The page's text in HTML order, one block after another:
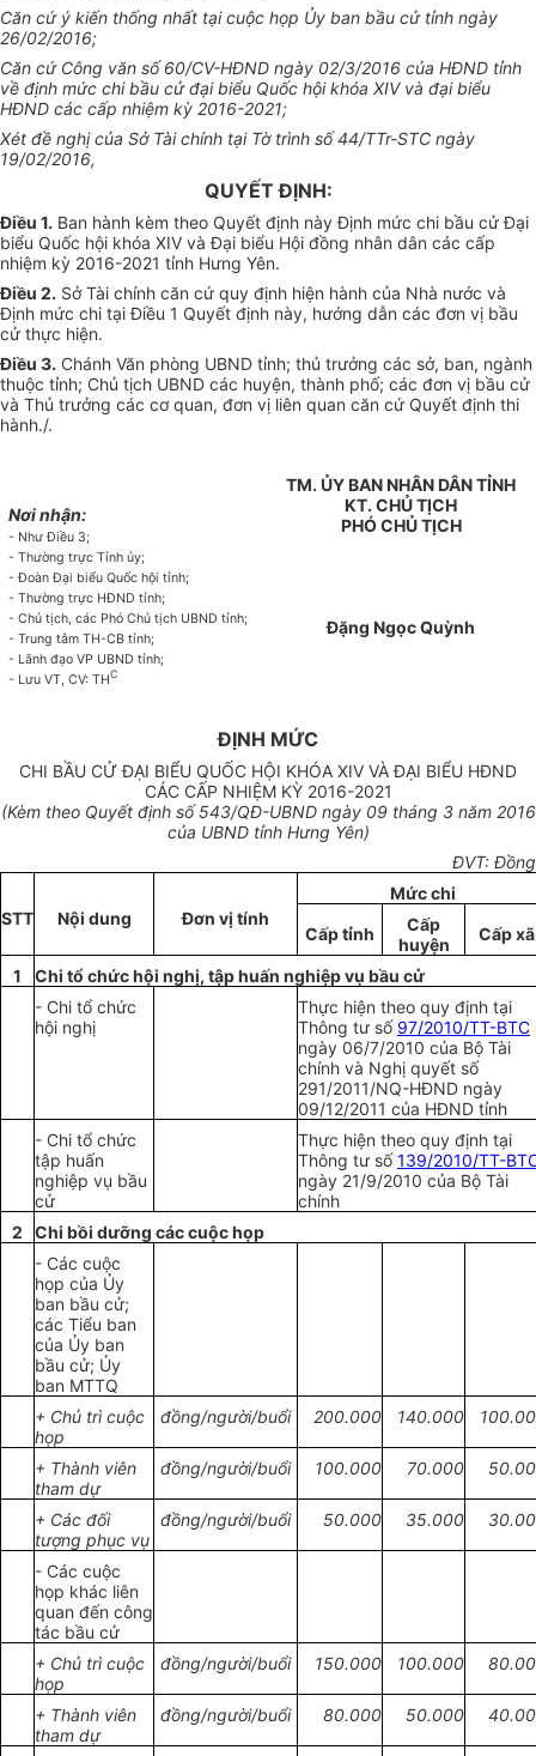
Căn cứ ý kiến thống nhất tại cuộc họp Ủy ban bầu cử tỉnh ngày
26/02/2016;
Căn cứ Công văn số 60/CV-HĐND ngày 02/3/2016 của HĐND tỉnh
về định mức chi bầu cử đại biểu Quốc hội khóa XIV và đại biểu
HĐND các cấp nhiệm kỳ 2016-2021;
Xét đề nghị của Sở Tài chính tại Tờ trình số44/TTr-STC ngày
19/02/2016,
QUYẾT ĐỊNH:
Điều 1. Ban hành kèm theo Quyết định này Định mức chi bầu cử Đại
biểu Quốc hội khóa XIV và Đại biểu Hội đồng nhân dân các cấp
nhiệm kỳ 2016-2021 tỉnh Hưng Yên.
Điều 2. Sở Tài chính căn cứ quy định hiện hành của Nhà nước và
Định mức chi tại Điều 1 Quyết định này, hướng dẫn các đơn vị bầu
cử thực hiện.
Điều 3. Chánh Văn phòng UBND tỉnh; thủ trưởng các sở, ban, ngành
thuộc tỉnh; Chủ tịch UBND các huyện, thành phố; các đơn vị bầu cử
và Thủ trưởng các cơ quan, đơn vị liên quan căn cứ Quyết định thi
hành./.
Nơi nhận:
- NhưĐiều 3;
- Thường trựcTỉnh ủy;
- Đoàn Đại biểu Quốc hội tỉnh;
- Thường trực HĐND tỉnh;
- Chủ tịch, các Phó Chủ tịch UBND tỉnh;
- Trung tâm TH-CB tỉnh;
- Lãnh đạo VP UBND tỉnh;
- Lưu VT, CV: THC
TM. ỦY BAN NHÂN DÂN TỈNH
KT. CHỦ TỊCH
PHÓ CHỦ TỊCH
Đặng Ngọc Quỳnh
ĐỊNH MỨC
CHI BẦU CỬ ĐẠI BIỂU QUỐC HỘI KHÓA XIV VÀ ĐẠI BIỂU HĐND
CÁC CẤP NHIỆM KỲ 2016-2021
(Kèm theo Quyết định số 543/QĐ-UBND ngày 09 tháng 3 năm 2016
của UBND tỉnh Hưng Yên)
ĐVT: Đồng
STT Nội dung Đơn vị tính
Mức chi
Cấp tỉnh
Cấp
huyện
Cấp xã
1 Chi tổ chứchội nghị, tập huấn nghiệp vụ bầu cử
- Chi tổ chức
hội nghị
Thực hiện theo quy định tại
Thông tư số 97/2010/TT-BTC
ngày 06/7/2010 của Bộ Tài
chính và Nghị quyết số
291/2011/NQ-HĐND ngày
09/12/2011 của HĐND tỉnh
- Chi tổ chức
tập huấn
nghiệp vụ bầu
cử
Thực hiện theo quy định tại
Thông tư số139/2010/TT-
ngày 21/9/2010 của Bộ Tài
chính
2
Chi bồi dưỡng các cuộc họp
- Các cuộc
họp của Ủy
ban bầu cử;
các Tiểu ban
của Ủy ban
bầu cử; Ủy
ban MTTQ
+ Chủ trì cuộc
họp
đồng/người/buổi 200.000 140.000 1
+ Thành viên
tham dự
đồng/người/buổi 100.000 70.000
+ Các đối
tượng phục vụ
đồng/người/buổi 50.000 35.000
- Các cuộc
họp khác liên
quan đến công
tác bầu cử
+ Chủ trì cuộc
họp
đồng/người/buổi 150.000 100.000
+ Thành viên
tham dự
đồng/người/buổi 80.000 50.000 40.